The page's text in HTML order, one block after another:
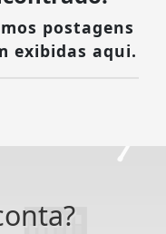
postagens
exibidas aqui.